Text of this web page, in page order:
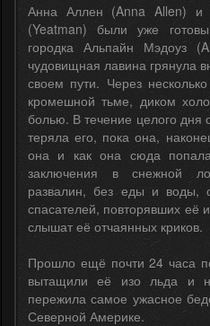
Анна Аллен (Anna Allen) и
(Yeatman) были уже
городка Альпайн Мэдоуз
чудовищная лавина грянула
своем пути. Через
кромешной тьме, диком
болью. В течение целого дня
теряла его, пока она,
она и как она сюда
заключения в снежной
развалин, без еды и воды,
спасателей, повторявших её
слышат её отчаянных криков.
Прошло ещё почти 24 часа
вытащили её изо льда и
пережила самое ужасное
Северной Америке.